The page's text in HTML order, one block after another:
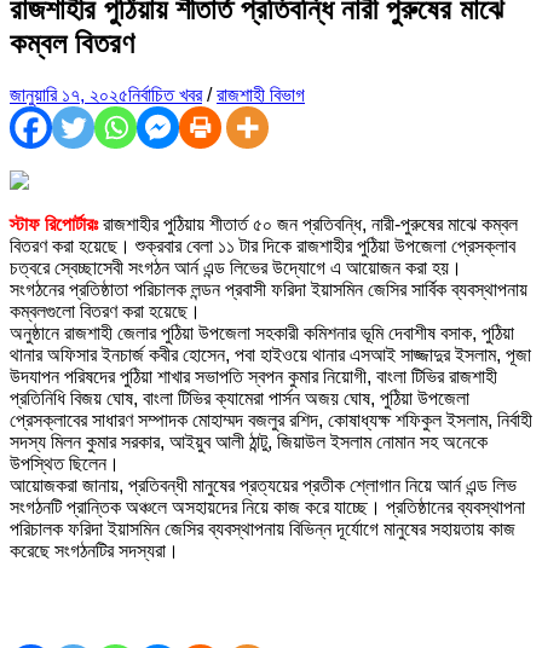
রাজশাহীর পুঠিয়ায় শীতার্ত প্রতিবন্ধি নারী পুরুষের মাঝে
কম্বল বিতরণ
জানুয়ারি ১৭, ২০২৫নির্বাচিত খবর/রাজশাহী বিভাগ
স্টাফ রিপোর্টারঃরাজশাহীর পুঠিয়ায় শীতার্ত ৫০ জন প্রতিবন্ধি, নারী-পুরুষের মাঝে কম্বল
বিতরণ করা হয়েছে। শুক্রবার বেলা ১১ টার দিকে রাজশাহীর পুঠিয়া উপজেলা প্রেসক্লাব
চত্বরে স্বেচ্ছাসেবী সংগঠন আর্ন এন্ড লিভের উদ্যোগে এ আয়োজন করা হয়।
সংগঠনের প্রতিষ্ঠাতা পরিচালক লন্ডন প্রবাসী ফরিদা ইয়াসমিন জেসির সার্বিক ব্যবস্থাপনায়
কম্বলগুলো বিতরণ করা হয়েছে।
অনুষ্ঠানে রাজশাহী জেলার পুঠিয়া উপজেলা সহকারী কমিশনার ভূমি দেবাশীষ বসাক, পুঠিয়া
থানার অফিসার ইনচার্জ কবীর হোসেন, পবা হাইওয়ে থানার এসআই সাজ্জাদুর ইসলাম, পূজা
উদযাপন পরিষদের পুঠিয়া শাখার সভাপতি স্বপন কুমার নিয়োগী, বাংলা টিভির রাজশাহী
প্রতিনিধি বিজয় ঘোষ, বাংলা টিভির ক্যামেরা পার্সন অজয় ঘোষ, পুঠিয়া উপজেলা
প্রেসক্লাবের সাধারণ সম্পাদক মোহাম্মদ বজলুর রশিদ, কোষাধ্যক্ষ শফিকুল ইসলাম, নির্বাহী
সদস্য মিলন কুমার সরকার, আইয়ুব আলী ঠান্টু, জিয়াউল ইসলাম নোমান সহ অনেকে
উপস্থিত ছিলেন।
আয়োজকরা জানায়, প্রতিবন্ধী মানুষের প্রত্যয়ের প্রতীক শ্লোগান নিয়ে আর্ন এন্ড লিভ
সংগঠনটি প্রান্তিক অঞ্চলে অসহায়দের নিয়ে কাজ করে যাচ্ছে। প্রতিষ্ঠানের ব্যবস্থাপনা
পরিচালক ফরিদা ইয়াসমিন জেসির ব্যবস্থাপনায় বিভিন্ন দূর্যোগে মানুষের সহায়তায় কাজ
করেছে সংগঠনটির সদস্যরা।